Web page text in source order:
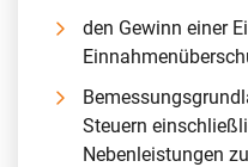
den Gewinn einer
Steuern
Nebenleistungen